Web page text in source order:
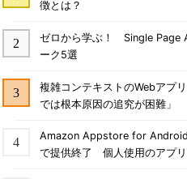
徴とは？
ゼロから学ぶ！ Single Page
ーク5選
複雑コンテキストのWebアプ
では根本原因の追究が困難」
Amazon Appstore for
で提供終了 個人使用のアプリ